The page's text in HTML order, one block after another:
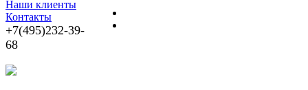
Наши клиенты
Контакты
+7(495)232-39-
68